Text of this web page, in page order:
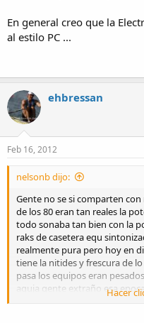
En general creo que la
al estilo PC ...
ehbressan
Feb 16, 2012
nelsonb dijo:
Gente no se si comparten
de los 80 eran tan reales la
todo sonaba tan bien con la
raks de casetera equ
realmente pura pero hoy en
tiene la nitides y frescura de
pasa los equipos eran
aguja gente extraño esa
es mejor no se si comparten
Hacer